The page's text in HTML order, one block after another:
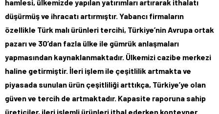
hamlesi, ülkemizde yapılan yatırımları artırarak ithalatı
düşürmüş ve ihracatı artırmıştır. Yabancı firmaların
özellikle Türk malı ürünleri tercihi, Türkiye’nin Avrupa ortak
pazarı ve 30’dan fazla ülke ile gümrük anlaşmaları
yapmasından kaynaklanmaktadır. Ülkemizi cazibe merkezi
haline getirmiştir. İleri işlem ile çeşitlilik artmakta ve
piyasada sunulan ürün çeşitliliği arttıkça, Türkiye’ye olan
güven ve tercih de artmaktadır. Kapasite raporuna sahip
üreticiler, ileri işlemli ürünleri ithal ederken konteyner